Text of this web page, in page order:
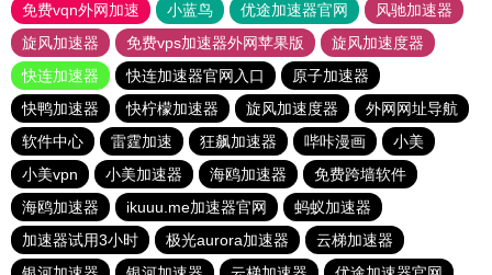
免费vqn外网加速
小蓝鸟 优途加速器官网
风驰加速器
旋风加速器
免费vps加速器外网苹果版
旋风加速度器
快连加速器
快连加速器官网入口
原子加速器
快鸭加速器
快柠檬加速器 旋风加速度器
外网网址导航
软件中心
雷霆加速 狂飙加速器 哔咔漫画
小美
小美vpn
小美加速器 海鸥加速器
免费跨墙软件
海鸥加速器
ikuuu.me加速器官网
蚂蚁加速器
加速器试用3小时
极光aurora加速器
云梯加速器